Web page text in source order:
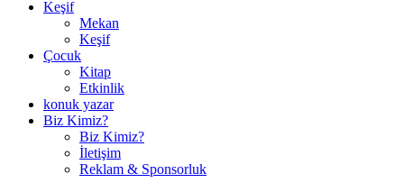
Keşif
Mekan
Keşif
Çocuk
Kitap
Etkinlik
konuk yazar
Biz Kimiz?
Biz Kimiz?
İletişim
Reklam & Sponsorluk